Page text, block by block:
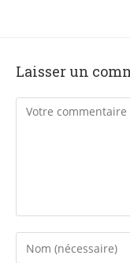
Laisser un